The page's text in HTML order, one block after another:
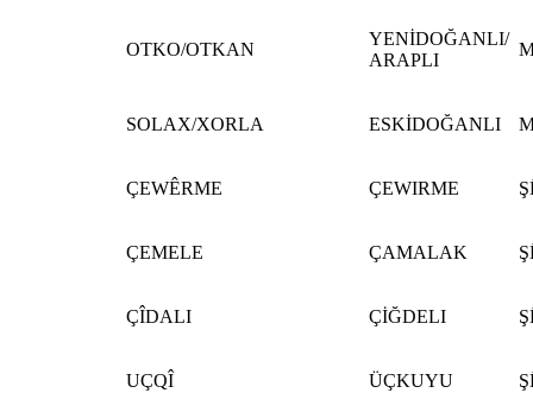
OTKO/OTKAN
YENİDOĞANLI/
ARAPLI
SOLAX/XORLA ESKİDOĞANLI
ÇEWÊRME ÇEWIRME
ÇEMELE ÇAMALAK
ÇÎDALI ÇİĞDELI
UÇQÎ ÜÇKUYU